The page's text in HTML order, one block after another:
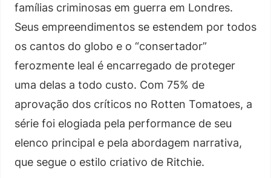
famílias criminosas em guerra em Londres.
Seus empreendimentos se estendem por todos
os cantos do globo e o “consertador”
ferozmente leal é encarregado de proteger
uma delas a todo custo. Com 75% de
aprovação dos críticos no Rotten Tomatoes, a
série foi elogiada pela performance de seu
elenco principal e pela abordagem narrativa,
que segue o estilo criativo de Ritchie.